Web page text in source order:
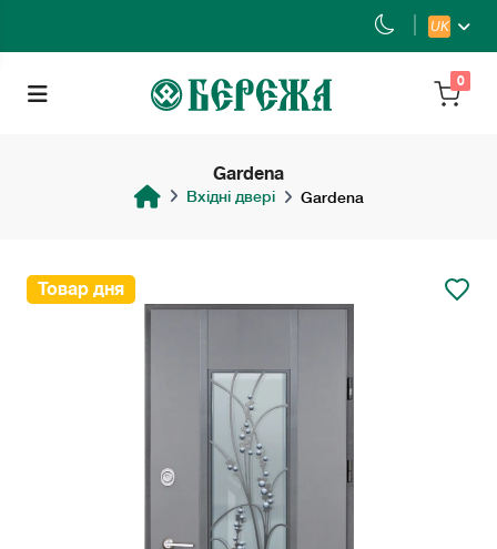
UK
0
Gardena
Вхідні двері Gardena
Товар дня